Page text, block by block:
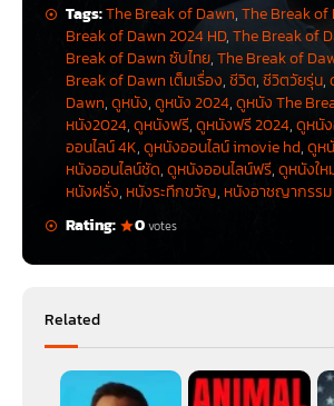
Tags:The Break of Dawn,The Break of
Break of Dawn 2024 HD,The Break of
Break of Dawn ซับไทย,The Break of
Break of Dawn เต็มเรื่อง,ชีวิต,ชีวิตวัยรุ่น,
Dawn,ดูหนัง,ดูหนัง 2024,ดูหนัง The
หนัง2024,ดูหนังฟรี,ดูหนังฟรี 2024,ดูหนั
ออนไลน์ 4K,ดูหนังออนไลน์ imovie hd,ดูห
หนังออนไลน์ชัด,ดูหนังออนไลน์ฟรี,ดูหนังให
หนังฝรั่ง, หนังระทึกขวัญ, หนังอาชญากรรม
Rating:
0votes
Related